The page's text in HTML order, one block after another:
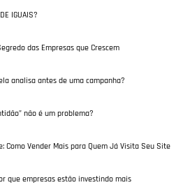
IGUAIS?
das Empresas que Crescem
analisa antes de uma campanha?
não é um problema?
Como Vender Mais para Quem Já Visita Seu Site
que empresas estão investindo mais